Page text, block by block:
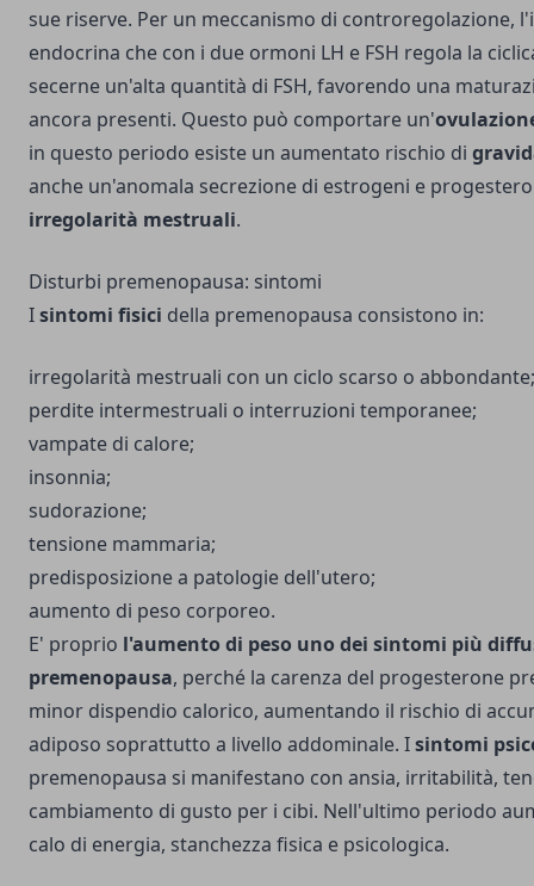
sue riserve. Per un meccanismo di controregolazione,
endocrina che con i due ormoni LH e FSH regola la
secerne un'alta quantità di FSH, favorendo una
ancora presenti. Questo può comportare un'
in questo periodo esiste un aumentato rischio di
anche un'anomala secrezione di estrogeni e
irregolarità mestruali.
Disturbi premenopausa: sintomi
Isintomi fisici della premenopausa consistono in:
irregolarità mestruali con un ciclo scarso o abbondante;
perdite intermestruali o interruzioni temporanee;
vampate di calore;
insonnia;
sudorazione;
tensione mammaria;
predisposizione a patologie dell'utero;
aumento di peso corporeo.
E' proprio l'aumento di peso uno dei sintomi più
premenopausa, perché la carenza del progesterone
minor dispendio calorico, aumentando il rischio di
adiposo soprattutto a livello addominale. Isintomi
premenopausa si manifestano con ansia, irritabilità,
cambiamento di gusto per i cibi. Nell'ultimo periodo
calo di energia, stanchezza fisica e psicologica.